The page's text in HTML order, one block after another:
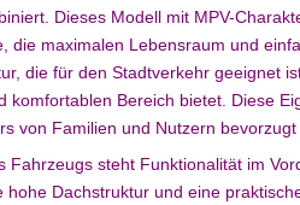
Dieses Modell mit MPV-
die maximalen Lebensraum und
die für den Stadtverkehr geeignet
komfortablen Bereich bietet. Diese
von Familien und Nutzern
Fahrzeugs steht Funktionalität im
hohe Dachstruktur und eine